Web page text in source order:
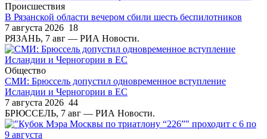
Происшествия
В Рязанской области вечером сбили шесть беспилотников
7 августа 2026 18
РЯЗАНЬ, 7 авг — РИА Новости.
Общество
СМИ: Брюссель допустил одновременное вступление
Исландии и Черногории в ЕС
7 августа 2026 44
БРЮССЕЛЬ, 7 авг — РИА Новости.